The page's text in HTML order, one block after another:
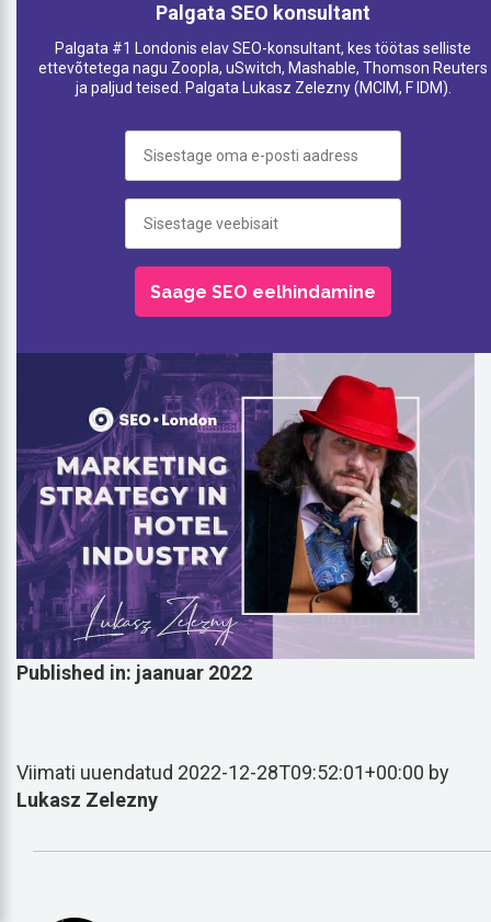
Palgata SEO konsultant
Palgata #1 Londonis elav SEO-konsultant, kes töötas selliste
ettevõtetega nagu Zoopla, uSwitch, Mashable, Thomson Reuters
ja paljud teised. Palgata Lukasz Zelezny (MCIM, F IDM).
Published in: jaanuar 2022
Viimati uuendatud 2022-12-28T09:52:01+00:00 by
Lukasz Zelezny